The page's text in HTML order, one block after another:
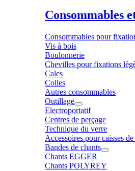
Consommables
Consommables pour
Vis à bois
Boulonnerie
Chevilles pour fixations
Cales
Colles
Autres consommables
Outillage
Electroportatif
Centres de perçage
Technique du verre
Accessoires pour caisses
Bandes de chants
Chants EGGER
Chants POLYREY